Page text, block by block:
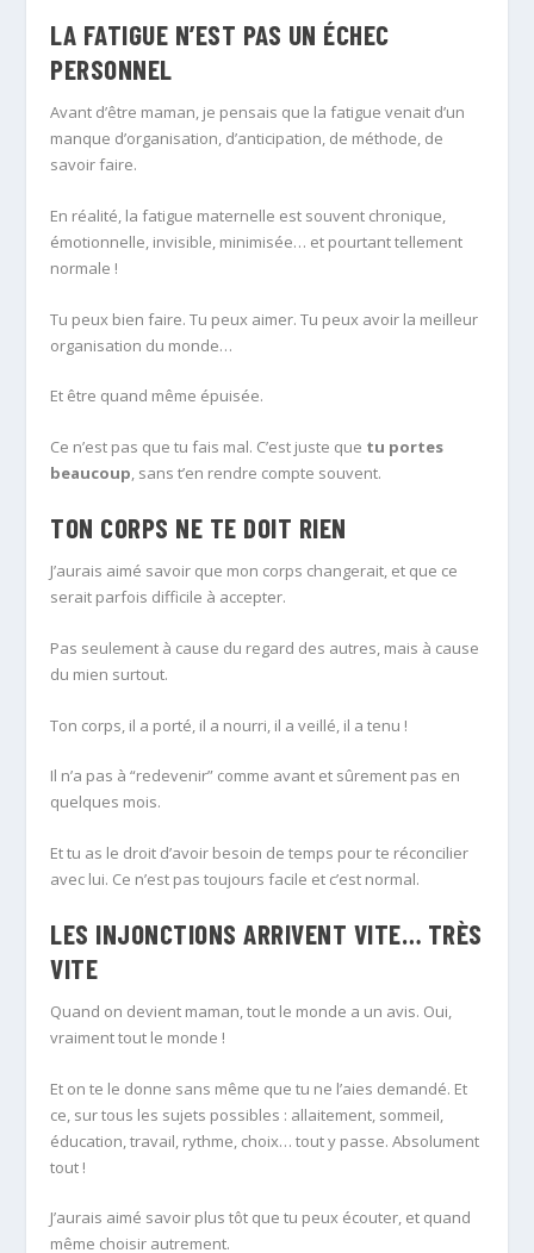
LA FATIGUE N’EST PAS UN ÉCHEC
PERSONNEL
Avant d’être maman, je pensais que la fatigue venait d’un
manque d’organisation, d’anticipation, de méthode, de
savoir faire.
En réalité, la fatigue maternelle est souvent chronique,
émotionnelle, invisible, minimisée… et pourtant tellement
normale !
Tu peux bien faire. Tu peux aimer. Tu peux avoir la meilleur
organisation du monde…
Et être quand même épuisée.
Ce n’est pas que tu fais mal. C’est juste que tu portes
beaucoup, sans t’en rendre compte souvent.
TON CORPS NE TE DOIT RIEN
J’aurais aimé savoir que mon corps changerait, et que ce
serait parfois difficile à accepter.
Pas seulement à cause du regard des autres, mais à cause
du mien surtout.
Ton corps, il a porté, il a nourri, il a veillé, il a tenu !
Il n’a pas à “redevenir” comme avant et sûrement pas en
quelques mois.
Et tu as le droit d’avoir besoin de temps pour te réconcilier
avec lui. Ce n’est pas toujours facile et c’est normal.
LES INJONCTIONS ARRIVENT VITE… TRÈS
VITE
Quand on devient maman, tout le monde a un avis. Oui,
vraiment tout le monde !
Et on te le donne sans même que tu ne l’aies demandé. Et
ce, sur tous les sujets possibles : allaitement, sommeil,
éducation, travail, rythme, choix… tout y passe. Absolument
tout !
J’aurais aimé savoir plus tôt que tu peux écouter, et quand
même choisir autrement.